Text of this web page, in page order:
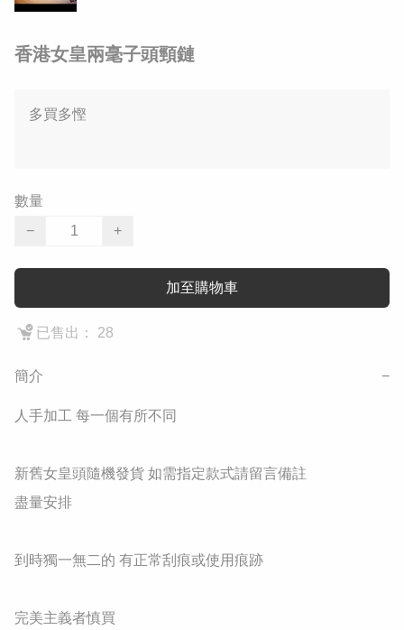
香港女皇兩毫子頭頸鏈
多買多慳
數量
−
+
加至購物車
已售出： 28
簡介 −
人手加工 每一個有所不同
新舊女皇頭隨機發貨 如需指定款式請留言備註
盡量安排
到時獨一無二的 有正常刮痕或使用痕跡